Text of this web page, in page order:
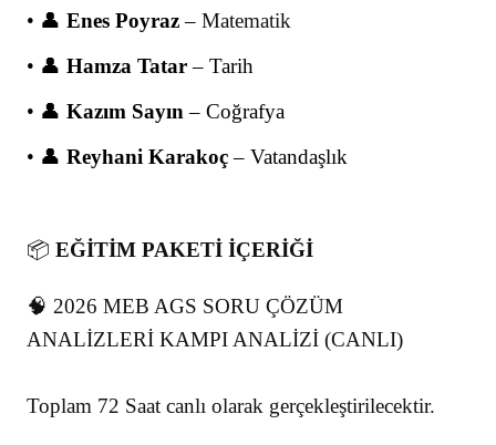
• 👤 Enes Poyraz– Matematik
• 👤 Hamza Tatar– Tarih
• 👤 Kazım Sayın – Coğrafya
• 👤 Reyhani Karakoç– Vatandaşlık
📦 EĞİTİM PAKETİ İÇERİĞİ
🧠 2026 MEB AGS SORU ÇÖZÜM
ANALİZLERİ KAMPI ANALİZİ (CANLI)
Toplam 72 Saat canlı olarak gerçekleştirilecektir.